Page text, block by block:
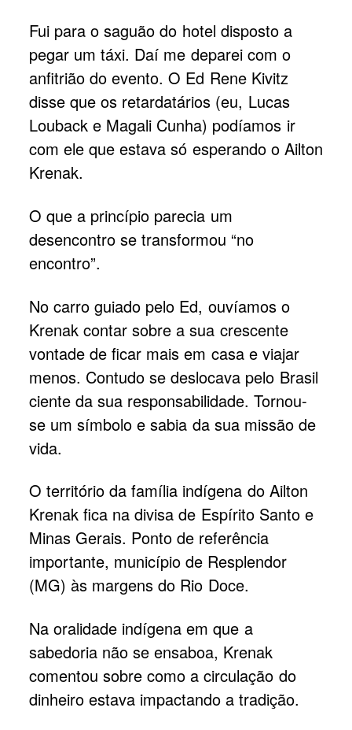
Fui para o saguão do hotel disposto a
pegar um táxi. Daí me deparei com o
anfitrião do evento. O Ed Rene Kivitz
disse que os retardatários (eu, Lucas
Louback e Magali Cunha) podíamos ir
com ele que estava só esperando o Ailton
Krenak.
O que a princípio parecia um
desencontro se transformou “no
encontro”.
No carro guiado pelo Ed, ouvíamos o
Krenak contar sobre a sua crescente
vontade de ficar mais em casa e viajar
menos. Contudo se deslocava pelo Brasil
ciente da sua responsabilidade. Tornou-
se um símbolo e sabia da sua missão de
vida.
O território da família indígena do Ailton
Krenak fica na divisa de Espírito Santo e
Minas Gerais. Ponto de referência
importante, município de Resplendor
(MG) às margens do Rio Doce.
Na oralidade indígena em que a
sabedoria não se ensaboa, Krenak
comentou sobre como a circulação do
dinheiro estava impactando a tradição.